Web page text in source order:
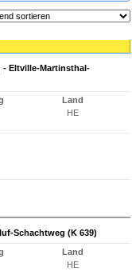
- Eltville-Martinsthal-
Land
HE
Schachtweg (K 639)
Land
HE